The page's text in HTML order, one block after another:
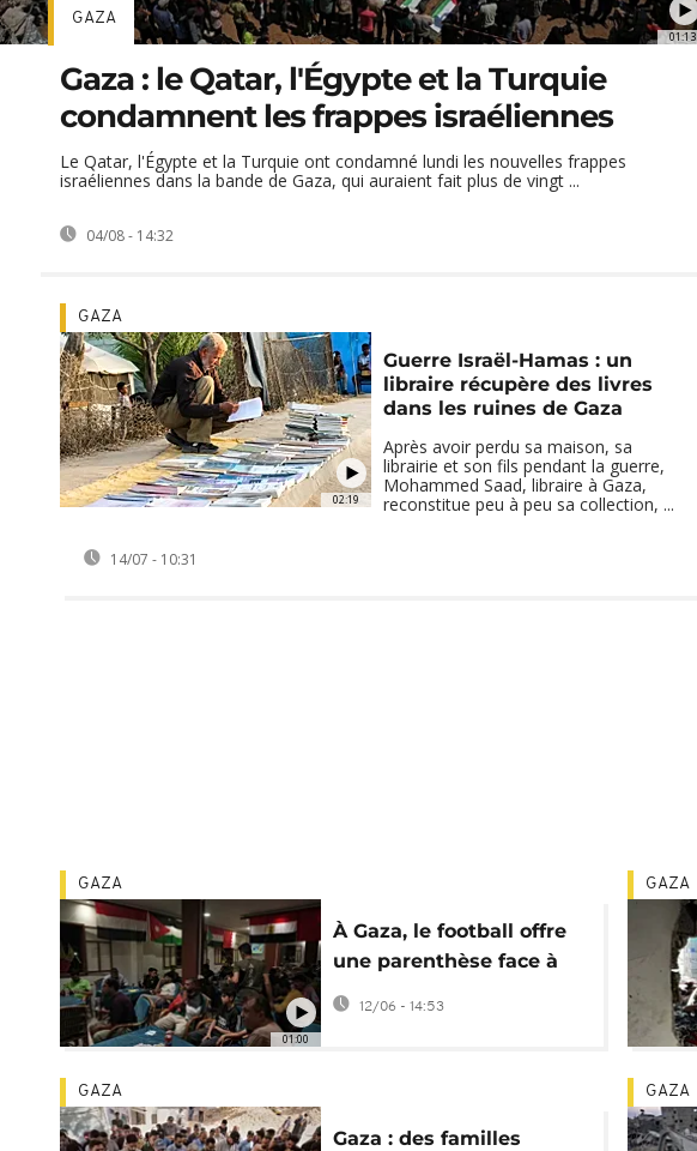
01:13
GAZA
Gaza : le Qatar, l'Égypte et la Turquie
condamnent les frappes israéliennes
Le Qatar, l'Égypte et la Turquie ont condamné lundi les nouvelles frappes
israéliennes dans la bande de Gaza, qui auraient fait plus de vingt ...
04/08 - 14:32
02:19
GAZA
Guerre Israël-Hamas : un
libraire récupère des livres
dans les ruines de Gaza
Après avoir perdu sa maison, sa
librairie et son fils pendant la guerre,
Mohammed Saad, libraire à Gaza,
reconstitue peu à peu sa collection, ...
14/07 - 10:31
01:00
GAZA
À Gaza, le football offre
une parenthèse face à
la guerre
12/06 - 14:53
GAZA
GAZA
Gaza : des familles
GAZA